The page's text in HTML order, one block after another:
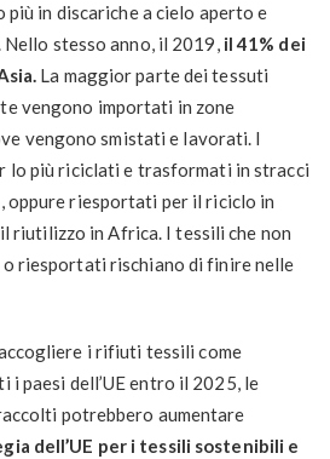
in discariche a cielo aperto e
stesso anno, il 2019, il 41% dei
La maggior parte dei tessuti
vengono importati in zone
vengono smistati e lavorati. I
lo più riciclati e trasformati in stracci
riesportati per il riciclo in
riutilizzo in Africa. I tessili che non
riesportati rischiano di finire nelle
i rifiuti tessili come
paesi dell’UE entro il 2025, le
potrebbero aumentare
dell’UE per i tessili sostenibili e